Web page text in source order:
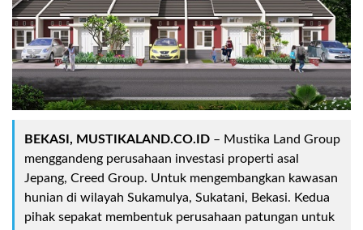
BEKASI, MUSTIKALAND.CO.ID – Mustika Land Group
menggandeng perusahaan investasi properti asal
Jepang, Creed Group. Untuk mengembangkan kawasan
hunian di wilayah Sukamulya, Sukatani, Bekasi. Kedua
pihak sepakat membentuk perusahaan patungan untuk